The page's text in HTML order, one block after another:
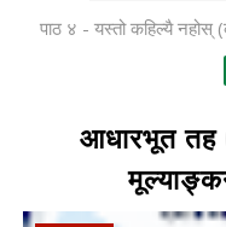
पाठ ४ - यस्तो कहिल्यै नहोस्
आधारभूत तह